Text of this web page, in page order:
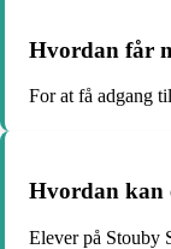
Hvordan får
For at få adgang
Hvordan kan
Elever på Stouby